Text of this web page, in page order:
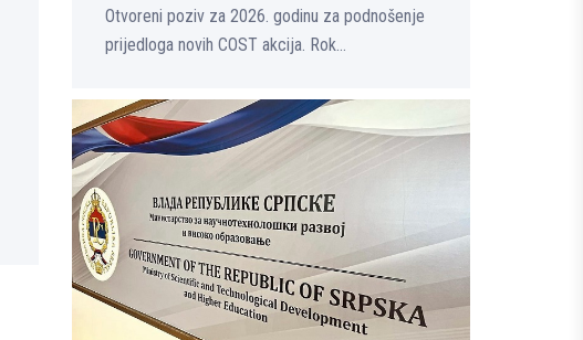
Otvoreni poziv za 2026. godinu za podnošenje
prijedloga novih COST akcija. Rok...